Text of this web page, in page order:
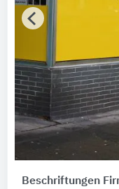
Beschriftungen